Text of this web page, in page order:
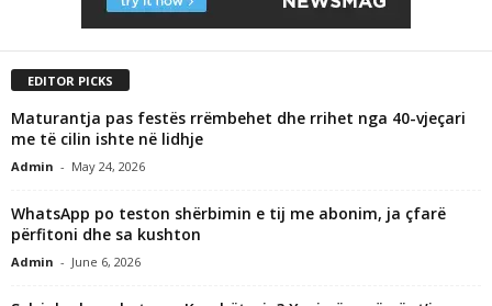
EDITOR PICKS
Maturantja pas festës rrëmbehet dhe rrihet nga 40-vjeçari
me të cilin ishte në lidhje
Admin - May 24, 2026
WhatsApp po teston shërbimin e tij me abonim, ja çfarë
përfitoni dhe sa kushton
Admin - June 6, 2026